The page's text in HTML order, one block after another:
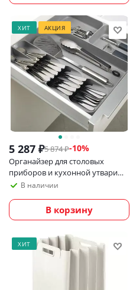
ХИТ АКЦИЯ
5 287 ₽5 874₽-10%
Органайзер для столовых
приборов и кухонной утвари
Joseph Joseph DrawerStore
В наличии
В корзину
ХИТ